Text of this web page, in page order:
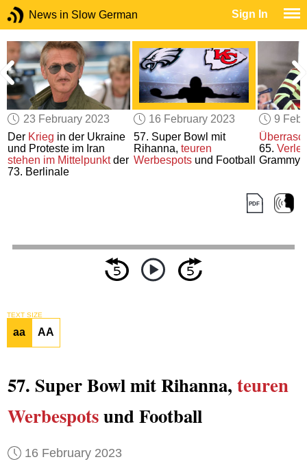
News in Slow German Sign In
23 February 2023
Der Krieg in der Ukraine
und Proteste im Iran
stehen im Mittelpunktder
73. Berlinale
16 February 2023
57. Super Bowl mit
Rihanna, teuren
Werbespotsund Football
9
65.
Grammys
TEXT SIZE
aa AA
57. Super Bowl mit Rihanna, teuren
Werbespotsund Football
16 February 2023